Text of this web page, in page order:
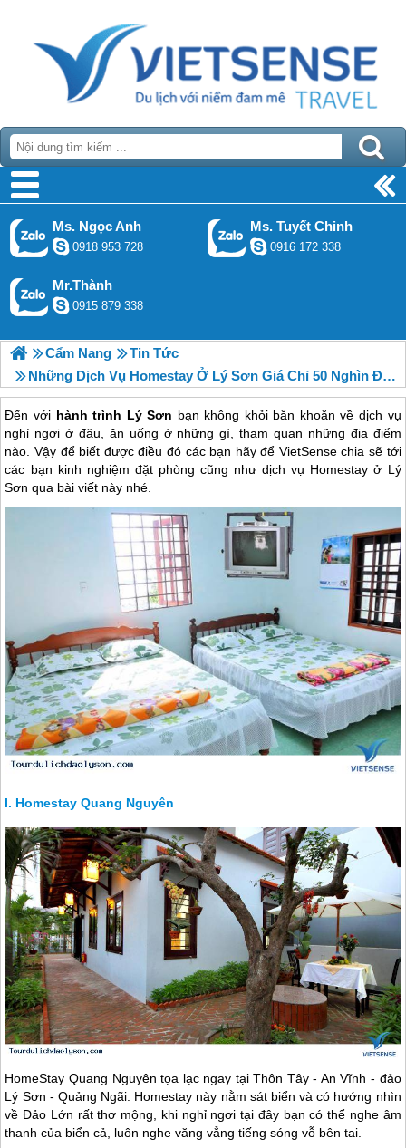
Ms. Ngọc Anh
0918 953 728
Ms. Tuyết Chinh
0916 172 338
Mr.Thành
0915 879 338
Cẩm Nang
Tin Tức
Những Dịch Vụ Homestay Ở Lý Sơn Giá Chỉ 50 Nghìn Đồng
Đến với hành trình Lý Sơn bạn không khỏi băn khoăn về dịch vụ
nghỉ ngơi ở đâu, ăn uống ở những gì, tham quan những địa điểm
nào. Vậy để biết được điều đó các bạn hãy để VietSense chia sẽ tới
các bạn kinh nghiệm đặt phòng cũng như dịch vụ Homestay ở Lý
Sơn qua bài viết này nhé.
Homestay Quang Nguyên
HomeStay Quang Nguyên tọa lạc ngay tại Thôn Tây - An Vĩnh - đảo
Lý Sơn - Quảng Ngãi. Homestay này nằm sát biển và có hướng nhìn
về Đảo Lớn rất thơ mộng, khi nghỉ ngơi tại đây bạn có thể nghe âm
thanh của biển cả, luôn nghe văng vẳng tiếng sóng vỗ bên tai.